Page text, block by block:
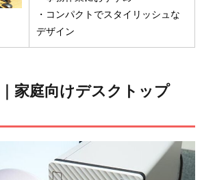
・コンパクトでスタイリッシュな
デザイン
家庭向けデスクトップ